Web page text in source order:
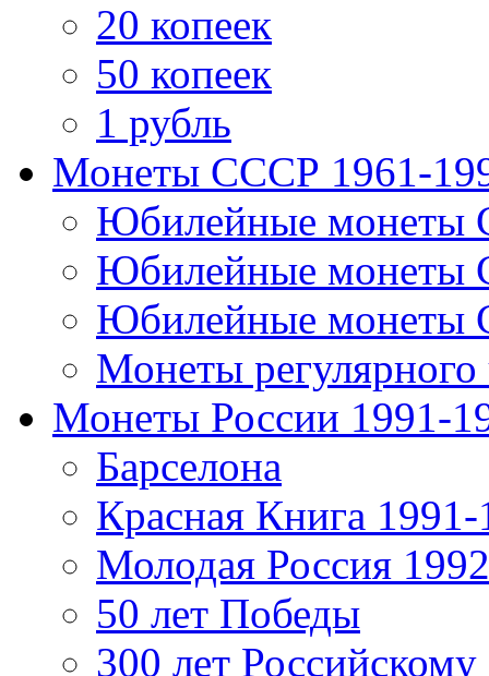
20 копеек
50 копеек
1 рубль
Монеты СССР 1961-
Юбилейные монеты
Юбилейные
Юбилейные
Монеты
Монеты России 1991-
Барселона
Красная Книга 1991-
Молодая Россия
50 лет Победы
300 лет